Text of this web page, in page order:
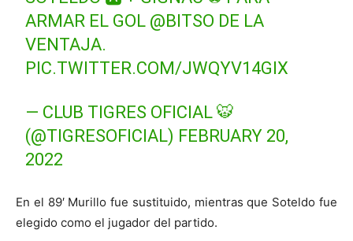
ARMAR EL GOL @BITSO DE LA
VENTAJA.
PIC.TWITTER.COM/JWQYV14GIX
— CLUB TIGRES OFICIAL 🐯
(@TIGRESOFICIAL) FEBRUARY 20,
2022
En el 89′ Murillo fue sustituido, mientras que Soteldo fue
elegido como el jugador del partido.